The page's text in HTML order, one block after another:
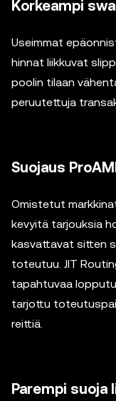
Korkeampi
Useimmat
hinnat liikkuvat
poolin tilaan
peruutettuja
Suojaus
Omistetut
kevyitä tarjouksia
kasvattavat sitten
toteutuu. JIT
tapahtuvaa
tarjottu
reittiä.
Parempi